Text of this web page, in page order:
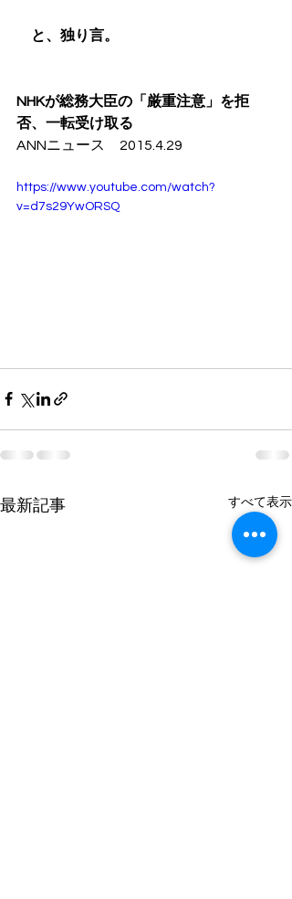
と、独り言。
NHKが総務大臣の「厳重注意」を拒
否、一転受け取る
ANNニュース　2015.4.29
https://www.youtube.com/watch?
v=d7s29YwORSQ
最新記事 すべて表示